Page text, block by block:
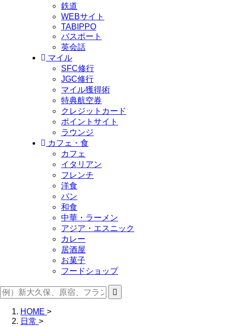
鉄道
WEBサイト
TABIPPO
パスポート
英会話
マイル
SFC修行
JGC修行
マイル獲得術
特典航空券
クレジットカード
ポイントサイト
ラウンジ
カフェ・食
カフェ
イタリアン
フレンチ
洋食
パン
和食
中華・ラーメン
アジア・エスニック
カレー
居酒屋
お菓子
フードショップ
HOME >
日常 >